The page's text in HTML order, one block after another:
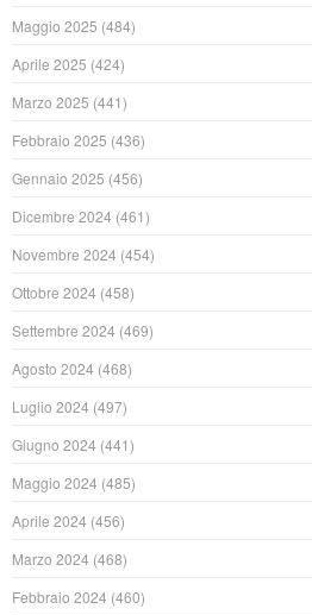
Maggio 2025 (484)
Aprile 2025 (424)
Marzo 2025 (441)
Febbraio 2025 (436)
Gennaio 2025 (456)
Dicembre 2024 (461)
Novembre 2024 (454)
Ottobre 2024 (458)
Settembre 2024 (469)
Agosto 2024 (468)
Luglio 2024 (497)
Giugno 2024 (441)
Maggio 2024 (485)
Aprile 2024 (456)
Marzo 2024 (468)
Febbraio 2024 (460)